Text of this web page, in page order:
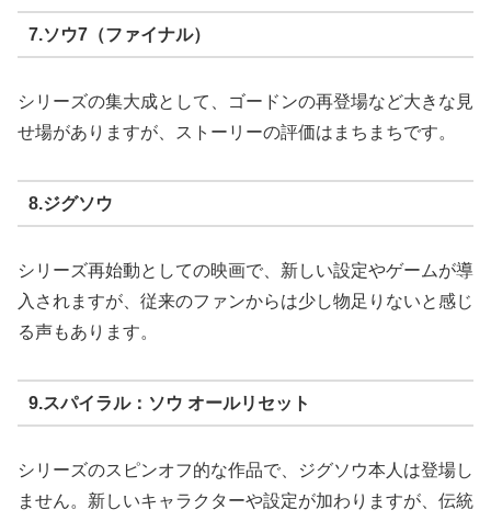
7.ソウ7（ファイナル）
シリーズの集大成として、ゴードンの再登場など大きな見
せ場がありますが、ストーリーの評価はまちまちです。
8.ジグソウ
シリーズ再始動としての映画で、新しい設定やゲームが導
入されますが、従来のファンからは少し物足りないと感じ
る声もあります。
9.スパイラル：ソウ オールリセット
シリーズのスピンオフ的な作品で、ジグソウ本人は登場し
ません。新しいキャラクターや設定が加わりますが、伝統